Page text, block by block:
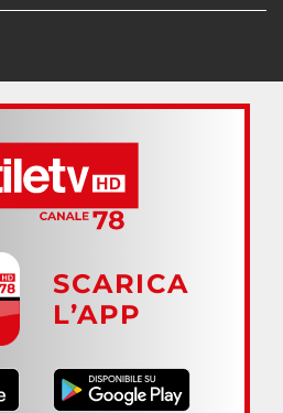
SCARICA
L’APP